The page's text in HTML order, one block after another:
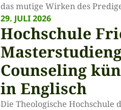
das mutige Wirken des
29. JULI 2026
Hochschule
Counseling
in Englisch
Die Theologische Hochschule